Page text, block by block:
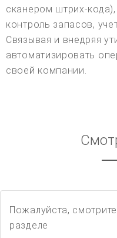
сканером штрих-
контроль запасов,
Связывая и внедряя
автоматизировать
своей компании.
Пожалуйста,
разделе